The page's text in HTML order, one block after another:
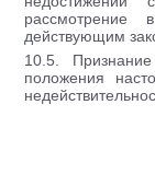
рассмотрение
действующим
10.5. Признание
положения